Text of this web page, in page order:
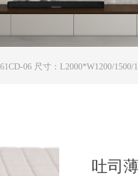
06 尺寸：L2000*W1200/1500/
吐司